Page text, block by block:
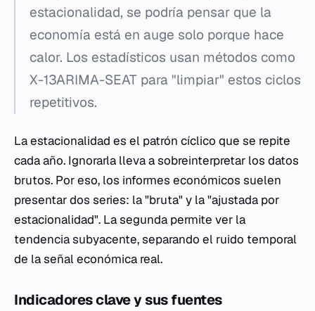
estacionalidad, se podría pensar que la
economía está en auge solo porque hace
calor. Los estadísticos usan métodos como
X-13ARIMA-SEAT para "limpiar" estos ciclos
repetitivos.
La estacionalidad es el patrón cíclico que se repite
cada año. Ignorarla lleva a sobreinterpretar los datos
brutos. Por eso, los informes económicos suelen
presentar dos series: la "bruta" y la "ajustada por
estacionalidad". La segunda permite ver la
tendencia subyacente, separando el ruido temporal
de la señal económica real.
Indicadores clave y sus fuentes